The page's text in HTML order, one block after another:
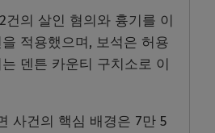
건의 살인 혐의와 흉기를 이
적용했으며, 보석은 허용
덴튼 카운티 구치소로 이
사건의 핵심 배경은 7만 5